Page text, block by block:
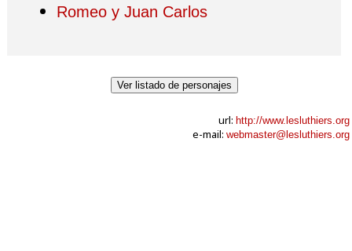
Romeo y Juan Carlos
Ver listado de personajes
url: http://www.lesluthiers.org
e-mail: webmaster@lesluthiers.org